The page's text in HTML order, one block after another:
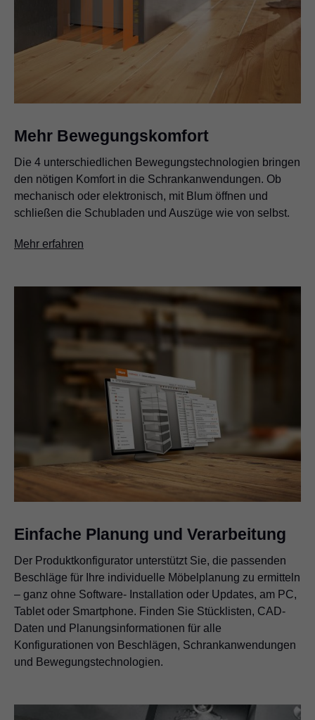
Mehr Bewegungskomfort
Die 4 unterschiedlichen Bewegungstechnologien bringen
den nötigen Komfort in die Schrankanwendungen. Ob
mechanisch oder elektronisch, mit Blum öffnen und
schließen die Schubladen und Auszüge wie von selbst.
Mehr erfahren
Einfache Planung und Verarbeitung
Der Produktkonfigurator unterstützt Sie, die passenden
Beschläge für Ihre individuelle Möbelplanung zu ermitteln
– ganz ohne Software- Installation oder Updates, am PC,
Tablet oder Smartphone. Finden Sie Stücklisten, CAD-
Daten und Planungsinformationen für alle
Konfigurationen von Beschlägen, Schrankanwendungen
und Bewegungstechnologien.